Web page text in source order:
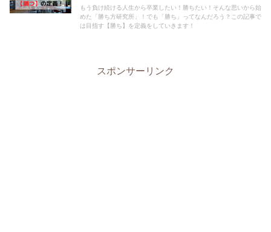
もう負け続ける人生から卒業したい！勝ちたい！そんな思いから始
めた「勝ち方研究所」！でも「勝ち」ってなんだろう？この記事で
は目指す【勝ち】を定義をしていきます！
スポンサーリンク